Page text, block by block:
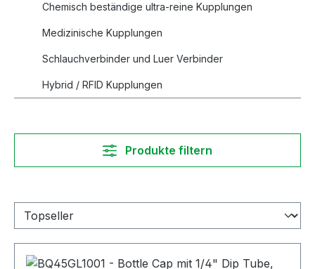
Chemisch beständige ultra-reine Kupplungen
Medizinische Kupplungen
Schlauchverbinder und Luer Verbinder
Hybrid / RFID Kupplungen
Produkte filtern